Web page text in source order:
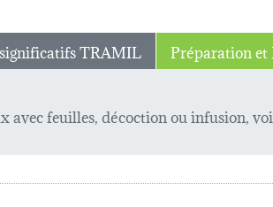
significatifs TRAMIL Préparation et
avec feuilles, décoction ou infusion,